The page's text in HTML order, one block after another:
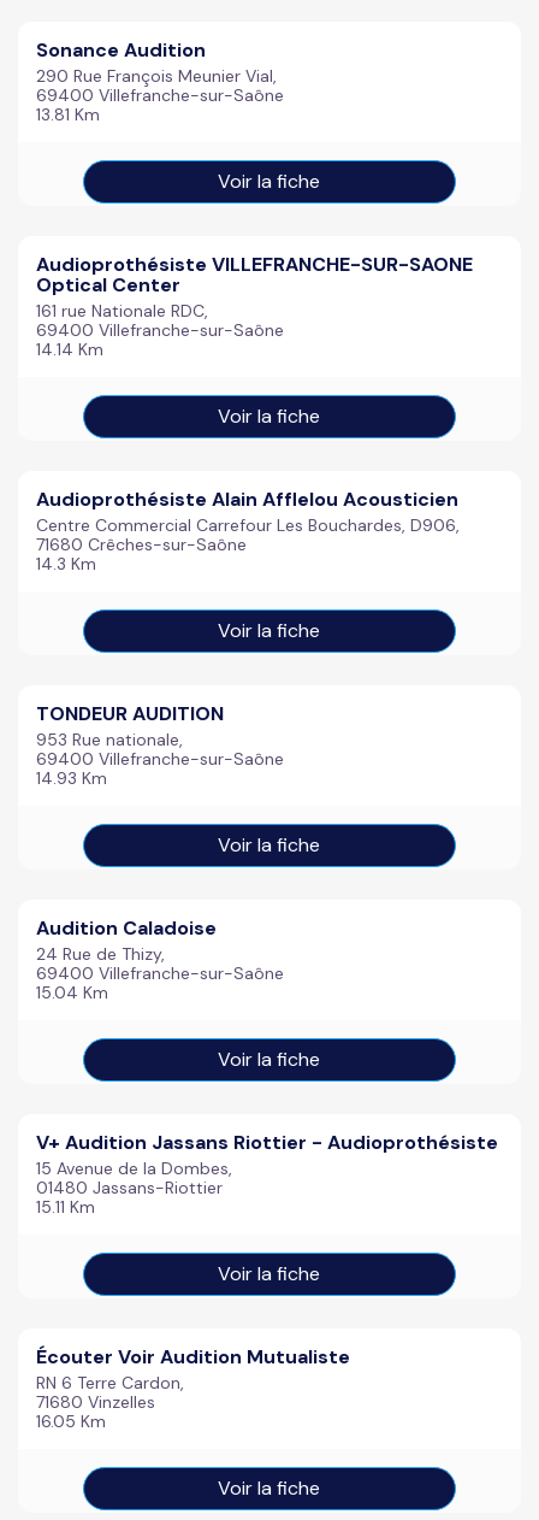
Sonance Audition
290 Rue François Meunier Vial,
69400 Villefranche-sur-Saône
13.81 Km
Voir la fiche
Audioprothésiste VILLEFRANCHE-SUR-SAONE
Optical Center
161 rue Nationale RDC,
69400 Villefranche-sur-Saône
14.14 Km
Voir la fiche
Audioprothésiste Alain Afflelou Acousticien
Centre Commercial Carrefour Les Bouchardes, D906,
71680 Crêches-sur-Saône
14.3 Km
Voir la fiche
TONDEUR AUDITION
953 Rue nationale,
69400 Villefranche-sur-Saône
14.93 Km
Voir la fiche
Audition Caladoise
24 Rue de Thizy,
69400 Villefranche-sur-Saône
15.04 Km
Voir la fiche
V+ Audition Jassans Riottier - Audioprothésiste
15 Avenue de la Dombes,
01480 Jassans-Riottier
15.11 Km
Voir la fiche
Écouter Voir Audition Mutualiste
RN 6 Terre Cardon,
71680 Vinzelles
16.05 Km
Voir la fiche